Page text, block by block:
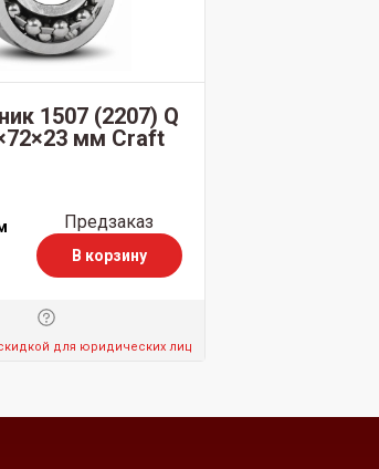
1507 (2207) Q
мм Craft
Предзаказ
В корзину
для юридических лиц